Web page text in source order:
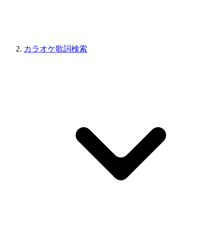
カラオケ歌詞検索